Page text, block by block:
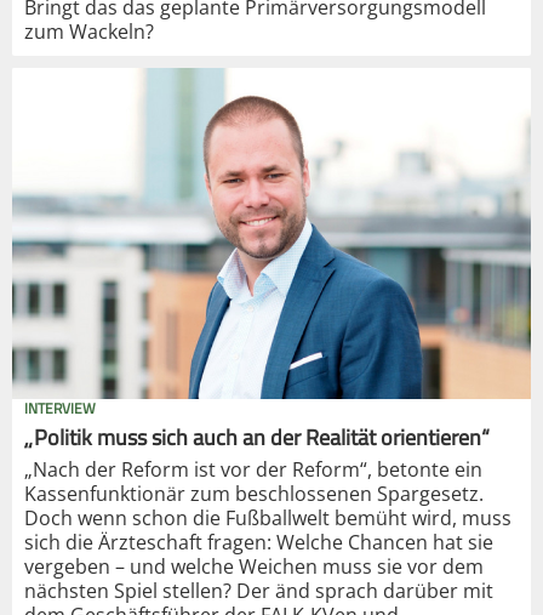
Bringt das das geplante Primärversorgungsmodell
zum Wackeln?
INTERVIEW
„Politik muss sich auch an der Realität orientieren“
„Nach der Reform ist vor der Reform“, betonte ein
Kassenfunktionär zum beschlossenen Spargesetz.
Doch wenn schon die Fußballwelt bemüht wird, muss
sich die Ärzteschaft fragen: Welche Chancen hat sie
vergeben – und welche Weichen muss sie vor dem
nächsten Spiel stellen? Der änd sprach darüber mit